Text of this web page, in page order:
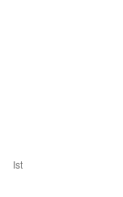
Ist